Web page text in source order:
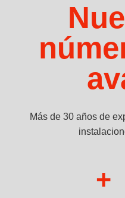
Más de 30 años de
+